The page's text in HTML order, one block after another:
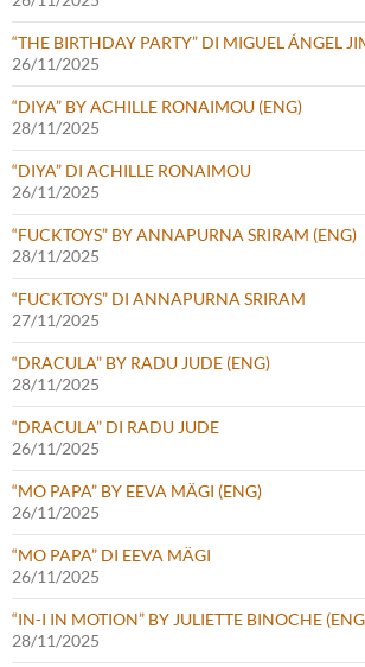
“THE BIRTHDAY PARTY” DI MIGUEL ÁNGEL
26/11/2025
“DIYA” BY ACHILLE RONAIMOU (ENG)
28/11/2025
“DIYA” DI ACHILLE RONAIMOU
26/11/2025
“FUCKTOYS” BY ANNAPURNA SRIRAM (ENG)
28/11/2025
“FUCKTOYS” DI ANNAPURNA SRIRAM
27/11/2025
“DRACULA” BY RADU JUDE (ENG)
28/11/2025
“DRACULA” DI RADU JUDE
26/11/2025
“MO PAPA” BY EEVA MÄGI (ENG)
26/11/2025
“MO PAPA” DI EEVA MÄGI
26/11/2025
“IN-I IN MOTION” BY JULIETTE BINOCHE
28/11/2025